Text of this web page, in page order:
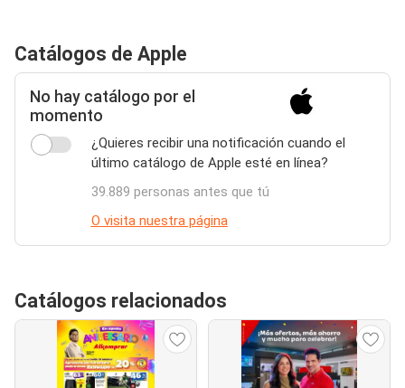
Catálogos de Apple
No hay catálogo por el
momento
¿Quieres recibir una notificación cuando el
último catálogo de Apple esté en línea?
39.889 personas antes que tú
O visita nuestra página
Catálogos relacionados